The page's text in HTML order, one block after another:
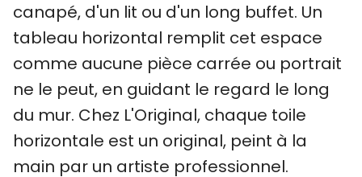
canapé, d'un lit ou d'un long buffet. Un
tableau horizontal remplit cet espace
comme aucune pièce carrée ou portrait
ne le peut, en guidant le regard le long
du mur. Chez L'Original, chaque toile
horizontale est un original, peint à la
main par un artiste professionnel.